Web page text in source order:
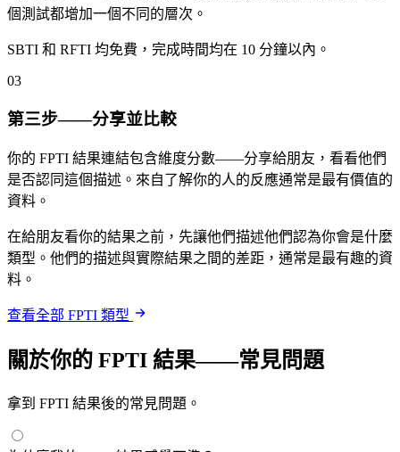
個測試都增加一個不同的層次。
SBTI 和 RFTI 均免費，完成時間均在 10 分鐘以內。
03
第三步——分享並比較
你的 FPTI 結果連結包含維度分數——分享給朋友，看看他們
是否認同這個描述。來自了解你的人的反應通常是最有價值的
資料。
在給朋友看你的結果之前，先讓他們描述他們認為你會是什麼
類型。他們的描述與實際結果之間的差距，通常是最有趣的資
料。
查看全部 FPTI 類型
關於你的 FPTI 結果——常見問題
拿到 FPTI 結果後的常見問題。